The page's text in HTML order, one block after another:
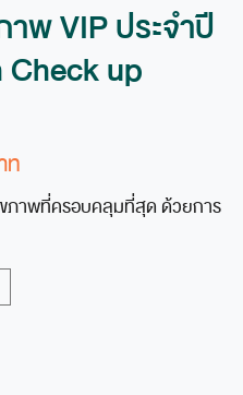
พ VIP ประจำปี
Check up
range:
10,190 ฿
ภาพที่ครอบคลุมที่สุด ด้วยการ